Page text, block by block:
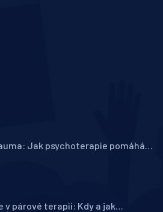
Jak psychoterapie pomáhá
v párové terapii: Kdy a jak